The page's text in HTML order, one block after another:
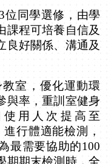
位同學選修，由學
課程可培養自信及
良好關係、溝通及
室，優化運動環
與率，重訓室健身
用人次提高至
行體適能檢測，
最需要協助的100
期期末檢測時，全